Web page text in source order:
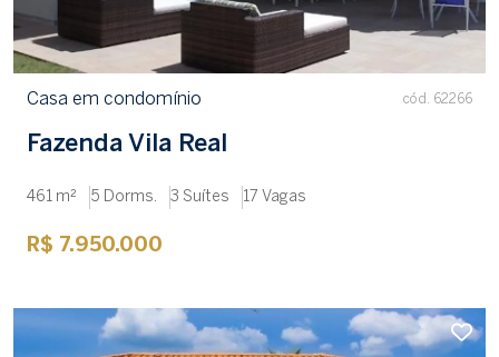
Casa em condomínio cód. 62266
Fazenda Vila Real
461 m² 5 Dorms. 3 Suítes 17 Vagas
R$ 7.950.000